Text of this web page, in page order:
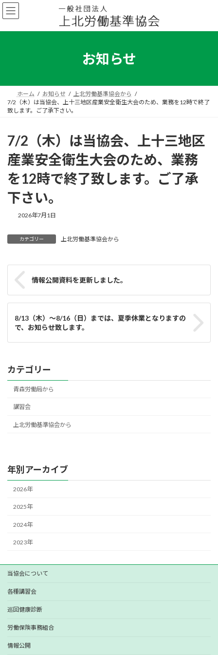
コ
ン
ン
ナ
ビ
ー
お知らせ
ホーム お知らせ
上北労働基準協会から
7/2（木）は当協会、上十三地区産業安全衛生大会のため、業務を12時で終了
致します。ご了承下さい。
7/2（木）は当協会、上十三地区
産業安全衛生大会のため、業務
を12時で終了致します。ご了承
下さい。
2026年7月1日
カテゴリー 上北労働基準協会から
情報公開資料を更新しました。
8/13（木）〜8/16（日）までは、夏季休業となりますの
で、お知らせ致します。
カテゴリー
青森労働局から
講習会
上北労働基準協会から
年別アーカイブ
2026年
2025年
2024年
2023年
当協会について
各種講習会
巡回健康診断
労働保険事務組合
情報公開